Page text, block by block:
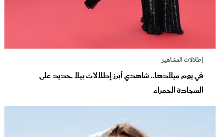
إطلالات المشاهير
في يوم ميلادها.. شاهدي أبرز إطلالات بيلا حديد على
السجادة الحمراء